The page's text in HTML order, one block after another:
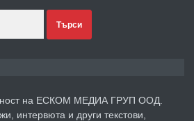
преди 4 дни
Търси
на ЕСКОМ МЕДИА ГРУП ООД.
интервюта и други текстови,